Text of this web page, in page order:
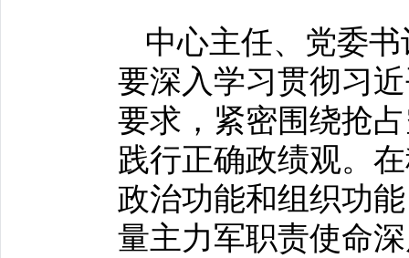
中心主任、党委
要深入学习贯彻习
要求，紧密围绕抢
践行正确政绩观。
政治功能和组织功
量主力军职责使命